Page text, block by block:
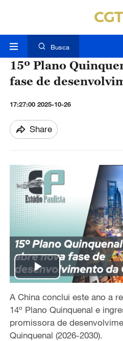
Busca
15º Plano
fase de
17:27:00 2025-10-26
Share
P
l
a
A China conclui este ano a
14º Plano Quinquenal e
promissora de
Quinquenal (2026-2030).